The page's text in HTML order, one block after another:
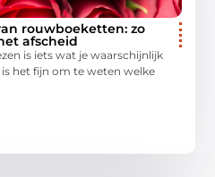
rouwboeketten: zo
afscheid
is iets wat je waarschijnlijk
het fijn om te weten welke